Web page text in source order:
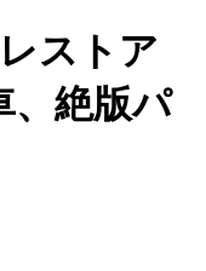
ストア
絶版パ